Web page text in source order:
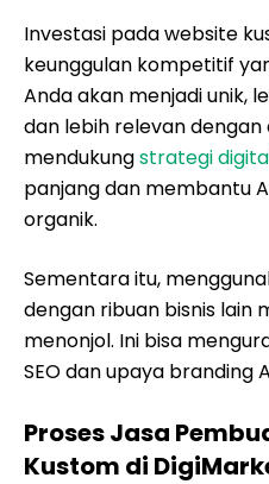
Investasi pada website
keunggulan kompetitif
Anda akan menjadi unik,
dan lebih relevan dengan
mendukungstrategi
panjang dan membantu
organik.
Sementara itu,
dengan ribuan bisnis lain
menonjol. Ini bisa
SEO dan upaya branding
Proses Jasa
Kustom di